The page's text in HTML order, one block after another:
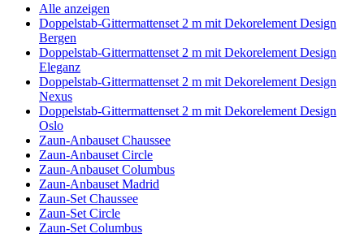
Alle anzeigen
Doppelstab-Gittermattenset 2 m mit Dekorelement Design
Bergen
Doppelstab-Gittermattenset 2 m mit Dekorelement Design
Eleganz
Doppelstab-Gittermattenset 2 m mit Dekorelement Design
Nexus
Doppelstab-Gittermattenset 2 m mit Dekorelement Design
Oslo
Zaun-Anbauset Chaussee
Zaun-Anbauset Circle
Zaun-Anbauset Columbus
Zaun-Anbauset Madrid
Zaun-Set Chaussee
Zaun-Set Circle
Zaun-Set Columbus